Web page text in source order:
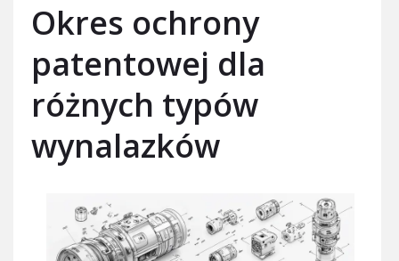
Okres ochrony
patentowej dla
różnych typów
wynalazków